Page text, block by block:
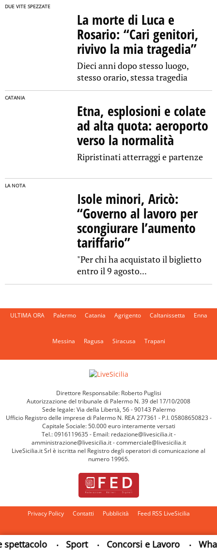
• Sport • Concorsi e Lavoro •
DUE VITE SPEZZATE
La morte di Luca e
Rosario: “Cari genitori,
rivivo la mia tragedia”
Dieci anni dopo stesso luogo,
stesso orario, stessa tragedia
CATANIA
Etna, esplosioni e colate
ad alta quota: aeroporto
verso la normalità
Ripristinati atterraggi e partenze
LA NOTA
Isole minori, Aricò:
“Governo al lavoro per
scongiurare l’aumento
tariffario”
"Per chi ha acquistato il biglietto
entro il 9 agosto...
ULTIMA ORA Palermo Catania Agrigento Caltanissetta Enna
Messina Ragusa Siracusa Trapani
Direttore Responsabile: Roberto Puglisi
Autorizzazione del tribunale di Palermo N. 39 del 17/10/2008
Sede legale: Via della Libertà, 56 - 90143 Palermo
Ufficio Registro delle imprese di Palermo N. REA 277361 - P.I. 05808650823 -
Capitale Sociale: 50.000 euro interamente versati
Tel.: 0916119635 - Email: redazione@livesicilia.it -
amministrazione@livesicilia.it - commerciale@livesicilia.it
LiveSicilia.it Srl è iscritta nel Registro degli operatori di comunicazione al
numero 19965.
Privacy Policy Contatti Pubblicità Feed RSS LiveSicilia
Cambia impostazioni privacy